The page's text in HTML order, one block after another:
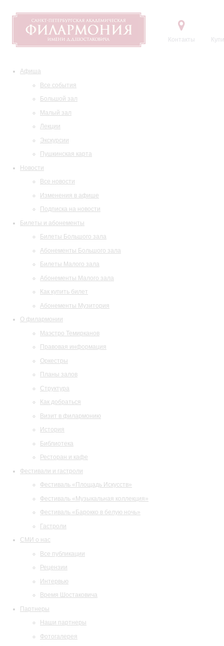
Контакты
Афиша
Все события
Большой зал
Малый зал
Лекции
Экскурсии
Пушкинская карта
Новости
Все новости
Изменения в афише
Подписка на новости
Билеты и абонементы
Билеты Большого зала
Абонементы Большого зала
Билеты Малого зала
Абонементы Малого зала
Как купить билет
Абонементы Музитория
О филармонии
Маэстро Темирканов
Правовая информация
Оркестры
Планы залов
Структура
Как добраться
Визит в филармонию
История
Библиотека
Ресторан и кафе
Фестивали и гастроли
Фестиваль «Площадь Искусств»
Фестиваль «Музыкальная коллекция»
Фестиваль «Барокко в белую ночь»
Гастроли
СМИ о нас
Все публикации
Рецензии
Интервью
Время Шостаковича
Партнеры
Наши партнеры
Фотогалерея